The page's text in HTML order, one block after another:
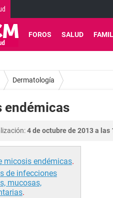
FOROS SALUD
Dermatología
endémicas
4 de octubre de 2013 a las
micosis endémicas.
de infecciones
mucosas,
.